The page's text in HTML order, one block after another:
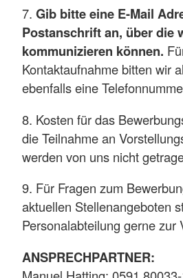
7. Gib bitte eine E-Mail
Postanschrift an, über die
kommunizieren können.
Kontaktaufnahme bitten wir
ebenfalls eine
8. Kosten für das
die Teilnahme an
werden von uns nicht
9. Für Fragen zum
aktuellen Stellenangeboten
Personalabteilung gerne zur
ANSPRECHPARTNER: